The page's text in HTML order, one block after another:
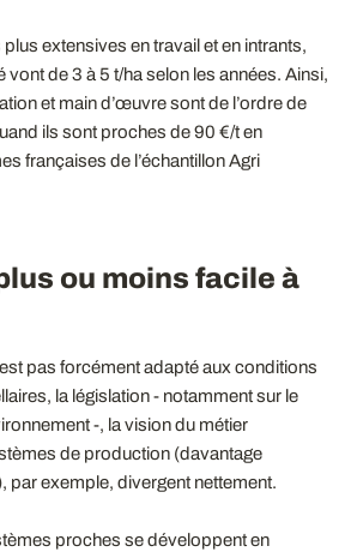
extensives en travail et en intrants,
vont de 3 à 5 t/ha selon les années. Ainsi,
et main d’œuvre sont de l’ordre de
ils sont proches de 90 €/t en
françaises de l’échantillon Agri
ou moins facile à
pas forcément adapté aux conditions
la législation - notamment sur le
-, la vision du métier
de production (davantage
par exemple, divergent nettement.
proches se développent en